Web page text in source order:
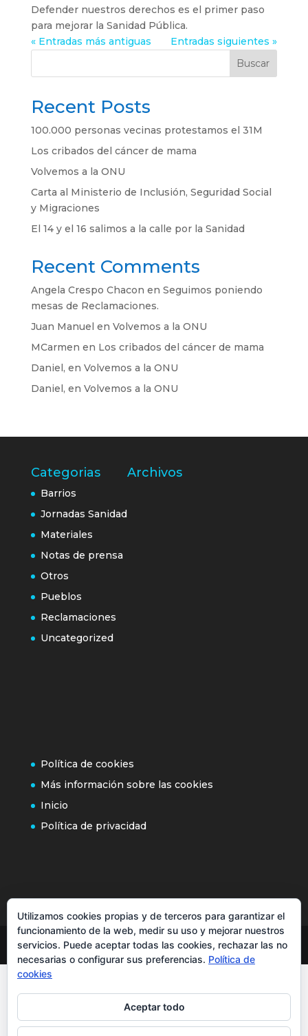
Defender nuestros derechos es el primer paso
para mejorar la Sanidad Pública.
« Entradas más antiguas
Entradas siguientes »
Buscar
Recent Posts
100.000 personas vecinas protestamos el 31M
Los cribados del cáncer de mama
Volvemos a la ONU
Carta al Ministerio de Inclusión, Seguridad Social
y Migraciones
El 14 y el 16 salimos a la calle por la Sanidad
Recent Comments
Angela Crespo Chacon en Seguimos poniendo
mesas de Reclamaciones.
Juan Manuel en Volvemos a la ONU
MCarmen en Los cribados del cáncer de mama
Daniel, en Volvemos a la ONU
Daniel, en Volvemos a la ONU
Categorias
Barrios
Jornadas Sanidad
Materiales
Notas de prensa
Otros
Pueblos
Reclamaciones
Uncategorized
Archivos
Política de cookies
Más información sobre las cookies
Inicio
Política de privacidad
Utilizamos cookies propias y de terceros para garantizar el
funcionamiento de la web, medir su uso y mejorar nuestros
servicios. Puede aceptar todas las cookies, rechazar las no
necesarias o configurar sus preferencias. Política de
cookies
Aceptar todo